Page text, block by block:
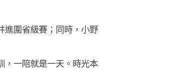
進圍省級賽；同時，小野
，一陪就是一天。時光本